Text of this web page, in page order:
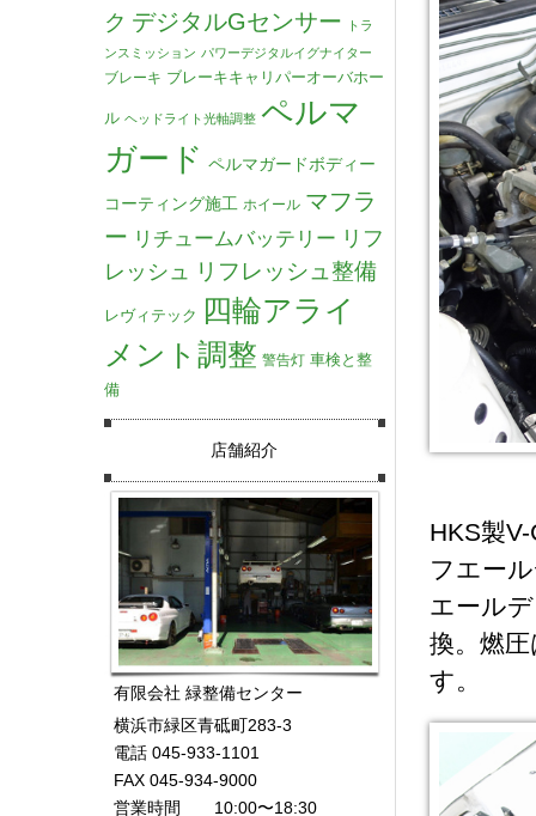
HKS製
フエー
エール
換。燃
す。
ク デジタルGセンサー
トラ
ンスミッション パワーデジタルイグナイター
ブレーキ ブレーキキャリパーオーバホー
ル ヘッドライト光軸調整 ペルマ
ガード ペルマガードボディー
コーティング施工 ホイール マフラ
ー リチュームバッテリー リフ
レッシュ
リフレッシュ整備
レヴィテック 四輪アライ
メント調整 警告灯 車検と整
備
店舗紹介
有限会社 緑整備センター
横浜市緑区青砥町283-3
電話 045-933-1101
FAX 045-934-9000
営業時間 10:00〜18:30